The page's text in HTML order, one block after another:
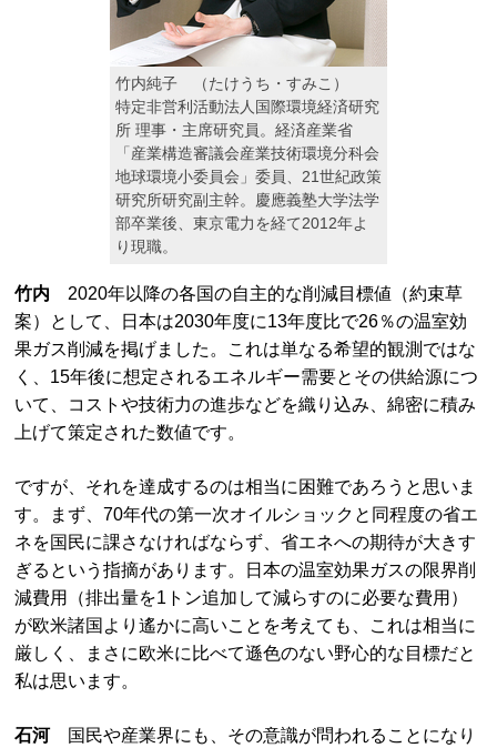
竹内純子 （たけうち・すみこ）
特定非営利活動法人国際環境経済研究
所 理事・主席研究員。経済産業省
「産業構造審議会産業技術環境分科会
地球環境小委員会」委員、21世紀政策
研究所研究副主幹。慶應義塾大学法学
部卒業後、東京電力を経て2012年よ
り現職。
竹内 2020年以降の各国の自主的な削減目標値（約束草
案）として、日本は2030年度に13年度比で26％の温室効
果ガス削減を掲げました。これは単なる希望的観測ではな
く、15年後に想定されるエネルギー需要とその供給源につ
いて、コストや技術力の進歩などを織り込み、綿密に積み
上げて策定された数値です。
ですが、それを達成するのは相当に困難であろうと思いま
す。まず、70年代の第一次オイルショックと同程度の省エ
ネを国民に課さなければならず、省エネへの期待が大きす
ぎるという指摘があります。日本の温室効果ガスの限界削
減費用（排出量を1トン追加して減らすのに必要な費用）
が欧米諸国より遙かに高いことを考えても、これは相当に
厳しく、まさに欧米に比べて遜色のない野心的な目標だと
私は思います。
石河国民や産業界にも、その意識が問われることになり